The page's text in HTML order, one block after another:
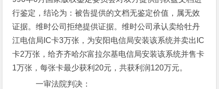
行鉴定，结论为：被告提供的文档无鉴定价值，属无效
证据。维时公司拒绝提供证据。维时公司承认卖给牡丹
江电信局IC卡3万张，为安阳电信局安装该系统并卖出IC
卡2万张，给齐齐哈尔富拉尔基电信局安装该系统并售卡
1万张，每张卡最少获利20元，共获利润120万元。
一审法院判决：